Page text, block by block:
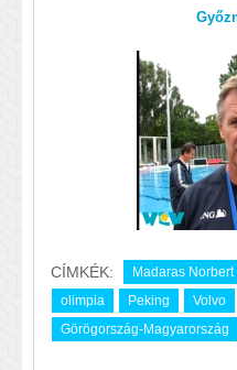
CÍMKÉK: Madaras Norbert
olimpia
Peking
Volvo
Görögország-Magyarország